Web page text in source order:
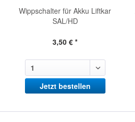
Wippschalter für Akku Liftkar
SAL/HD
3,50 € *
Jetzt bestellen